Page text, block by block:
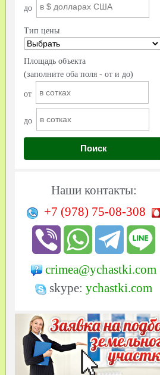
до
Тип цены
Площадь объекта
(заполните оба поля - от и до)
от
до
Поиск
Наши контакты:
+7 (978) 75-08-308
crimea@ychastki.com
skype: ychastki.com